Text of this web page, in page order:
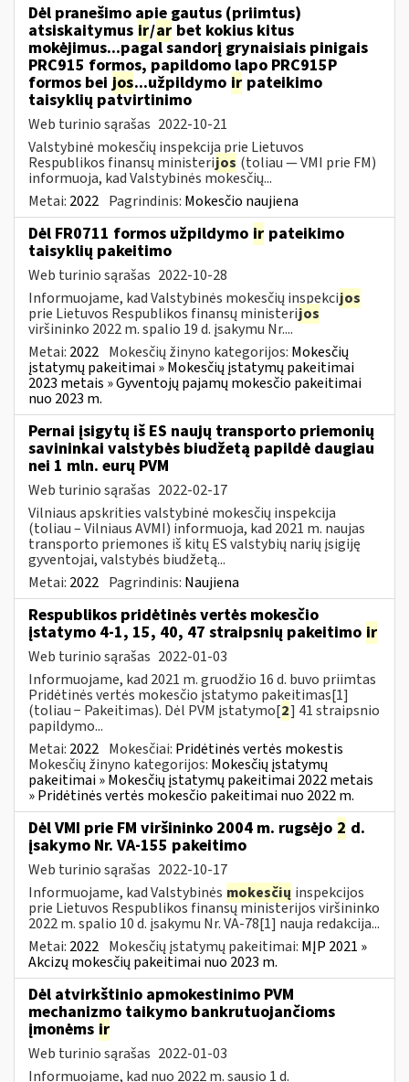
Dėl pranešimo apie gautus (priimtus)
atsiskaitymus ir/ar bet kokius kitus
mokėjimus...pagal sandorį grynaisiais pinigais
PRC915 formos, papildomo lapo PRC915P
formos bei jos...užpildymo ir pateikimo
taisyklių patvirtinimo
Web turinio sąrašas 2022-10-21
Valstybinė mokesčių inspekcija prie Lietuvos
Respublikos finansų ministerijos (toliau ― VMI prie FM)
informuoja, kad Valstybinės mokesčių...
Metai: 2022 Pagrindinis: Mokesčio naujiena
Dėl FR0711 formos užpildymo ir pateikimo
taisyklių pakeitimo
Web turinio sąrašas 2022-10-28
Informuojame, kad Valstybinės mokesčių inspekcijos
prie Lietuvos Respublikos finansų ministerijos
viršininko 2022 m. spalio 19 d. įsakymu Nr....
Metai: 2022 Mokesčių žinyno kategorijos: Mokesčių
įstatymų pakeitimai » Mokesčių įstatymų pakeitimai
2023 metais » Gyventojų pajamų mokesčio pakeitimai
nuo 2023 m.
Pernai įsigytų iš ES naujų transporto priemonių
savininkai valstybės biudžetą papildė daugiau
nei 1 mln. eurų PVM
Web turinio sąrašas 2022-02-17
Vilniaus apskrities valstybinė mokesčių inspekcija
(toliau – Vilniaus AVMI) informuoja, kad 2021 m. naujas
transporto priemones iš kitų ES valstybių narių įsigiję
gyventojai, valstybės biudžetą...
Metai: 2022 Pagrindinis: Naujiena
Respublikos pridėtinės vertės mokesčio
įstatymo 4-1, 15, 40, 47 straipsnių pakeitimo ir
Web turinio sąrašas 2022-01-03
Informuojame, kad 2021 m. gruodžio 16 d. buvo priimtas
Pridėtinės vertės mokesčio įstatymo pakeitimas[1]
(toliau − Pakeitimas). Dėl PVM įstatymo[2] 41 straipsnio
papildymo...
Metai: 2022 Mokesčiai: Pridėtinės vertės mokestis
Mokesčių žinyno kategorijos: Mokesčių įstatymų
pakeitimai » Mokesčių įstatymų pakeitimai 2022 metais
» Pridėtinės vertės mokesčio pakeitimai nuo 2022 m.
Dėl VMI prie FM viršininko 2004 m. rugsėjo 2 d.
įsakymo Nr. VA-155 pakeitimo
Web turinio sąrašas 2022-10-17
Informuojame, kad Valstybinės mokesčių inspekcijos
prie Lietuvos Respublikos finansų ministerijos viršininko
2022 m. spalio 10 d. įsakymu Nr. VA-78[1] nauja redakcija...
Metai: 2022 Mokesčių įstatymų pakeitimai: MĮP 2021 »
Akcizų mokesčių pakeitimai nuo 2023 m.
Dėl atvirkštinio apmokestinimo PVM
mechanizmo taikymo bankrutuojančioms
įmonėms ir
Web turinio sąrašas 2022-01-03
Informuojame, kad nuo 2022 m. sausio 1 d.